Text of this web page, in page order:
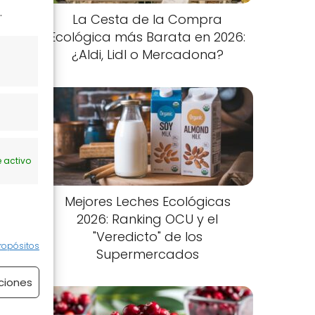
activo
La Cesta de la Compra
Ecológica más Barata en 2026:
¿Aldi, Lidl o Mercadona?
Mejores Leches Ecológicas
2026: Ranking OCU y el
"Veredicto" de los
Supermercados